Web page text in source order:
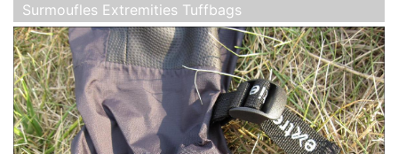
Surmoufles Extremities Tuffbags